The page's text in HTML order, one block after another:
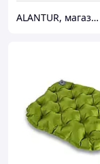
ALANTUR, магазин туристичного спорядження та велосипедів